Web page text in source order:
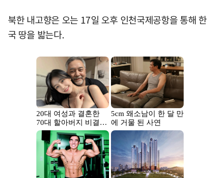
북한 내고향은 오는 17일 오후 인천국제공항을 통해 한
국 땅을 밟는다.